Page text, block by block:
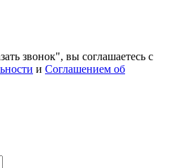
звонок", вы соглашаетесь с
и Соглашением об